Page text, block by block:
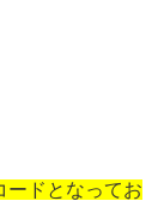
ドとなってお